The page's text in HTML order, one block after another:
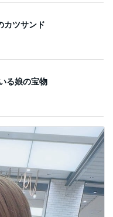
カツサンド
る娘の宝物